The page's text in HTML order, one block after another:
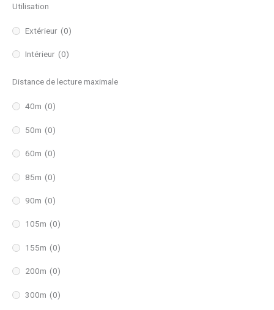
Utilisation
Extérieur (0)
Intérieur (0)
Distance de lecture maximale
40m (0)
50m (0)
60m (0)
85m (0)
90m (0)
105m (0)
155m (0)
200m (0)
300m (0)